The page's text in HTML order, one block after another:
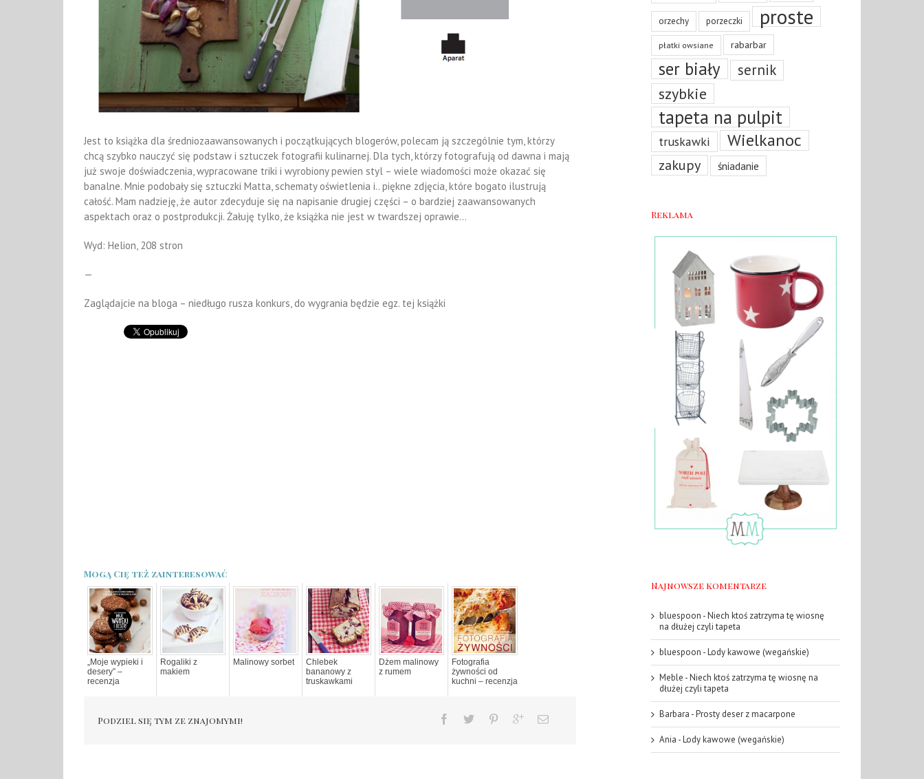
Jest to książka dla średniozaawansowanych i początkujących blogerów, polecam ją szczególnie tym, którzy
chcą szybko nauczyć się podstaw i sztuczek fotografii kulinarnej. Dla tych, którzy fotografują od dawna i mają
już swoje doświadczenia, wypracowane triki i wyrobiony pewien styl – wiele wiadomości może okazać się
banalne. Mnie podobały się sztuczki Matta, schematy oświetlenia i.. piękne zdjęcia, które bogato ilustrują
całość. Mam nadzieję, że autor zdecyduje się na napisanie drugiej części – o bardziej zaawansowanych
aspektach oraz o postprodukcji. Żałuję tylko, że książka nie jest w twardszej oprawie…
Wyd: Helion, 208 stron
—
Zaglądajcie na bloga – niedługo rusza konkurs, do wygrania będzie egz. tej książki
Mogą Cię też zainteresować
„Moje wypieki i
desery” –
recenzja
Rogaliki z
makiem
Malinowy sorbet
Chlebek
bananowy z
truskawkami
Dżem malinowy
z rumem
Fotografia
żywności od
kuchni – recenzja
Podziel się tym ze znajomymi!
orzechy porzeczki proste
płatki owsiane rabarbar
ser biały sernik
szybkie
tapeta na pulpit
truskawki Wielkanoc
zakupy śniadanie
Reklama
Najnowsze komentarze
bluespoon -Niech ktoś zatrzyma tę wiosnę
na dłużej czyli tapeta
bluespoon -Lody kawowe (wegańskie)
Meble -Niech ktoś zatrzyma tę wiosnę na
dłużej czyli tapeta
Barbara -Prosty deser z macarpone
Ania -Lody kawowe (wegańskie)